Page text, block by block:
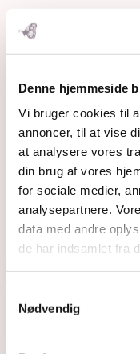
Denne hjemmeside
Vi bruger cookies til
annoncer, til at vise
at analysere vores
din brug af vores
for sociale medier,
analysepartnere.
data med andre
de har indsamlet fra
Nødvendig
Det sidste ord
Magnus og jeg får
holdning:
“Hvis man har det
bedste hjælper og den
Så det handler om at
Børnene fra alle